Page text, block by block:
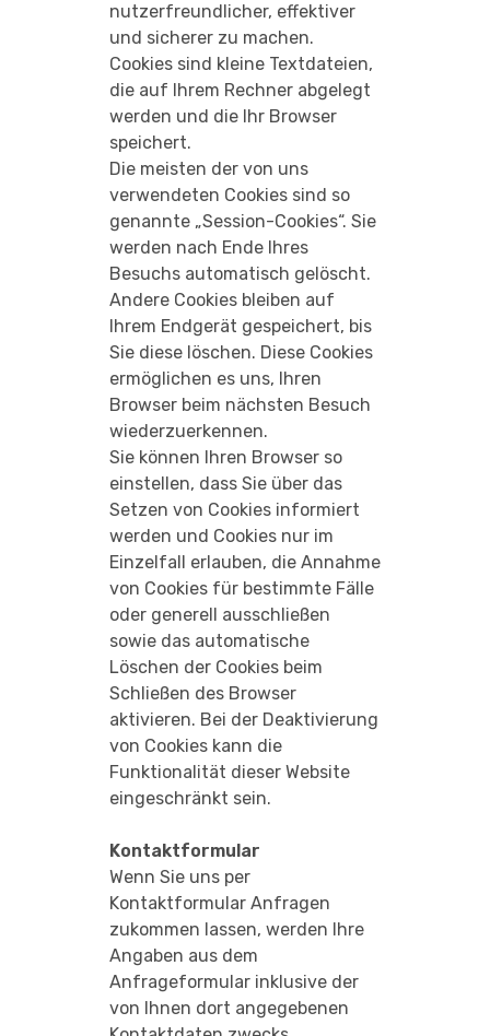
nutzerfreundlicher, effektiver
und sicherer zu machen.
Cookies sind kleine Textdateien,
die auf Ihrem Rechner abgelegt
werden und die Ihr Browser
speichert.
Die meisten der von uns
verwendeten Cookies sind so
genannte „Session-Cookies“. Sie
werden nach Ende Ihres
Besuchs automatisch gelöscht.
Andere Cookies bleiben auf
Ihrem Endgerät gespeichert, bis
Sie diese löschen. Diese Cookies
ermöglichen es uns, Ihren
Browser beim nächsten Besuch
wiederzuerkennen.
Sie können Ihren Browser so
einstellen, dass Sie über das
Setzen von Cookies informiert
werden und Cookies nur im
Einzelfall erlauben, die Annahme
von Cookies für bestimmte Fälle
oder generell ausschließen
sowie das automatische
Löschen der Cookies beim
Schließen des Browser
aktivieren. Bei der Deaktivierung
von Cookies kann die
Funktionalität dieser Website
eingeschränkt sein.
Kontaktformular
Wenn Sie uns per
Kontaktformular Anfragen
zukommen lassen, werden Ihre
Angaben aus dem
Anfrageformular inklusive der
von Ihnen dort angegebenen